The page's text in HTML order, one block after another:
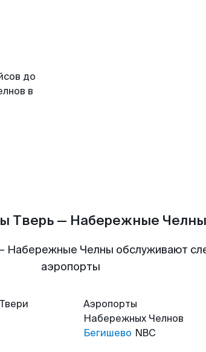
до
в
Тверь — Набережные Челны
Набережные Челны обслуживают
аэропорты
Твери
Аэропорты
Набережных Челнов
Бегишево NBC